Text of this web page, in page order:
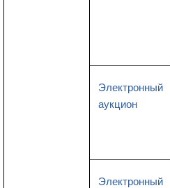
Электронный
аукцион
Электронный